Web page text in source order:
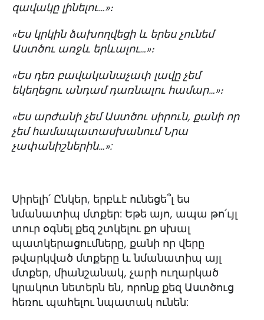
զավակը լինելու…»։
«Ես կրկին ձախողվեցի և երես չունեմ
Աստծու առջև երևալու…»։
«Ես դեռ բավականաչափ լավը չեմ
եկեղեցու անդամ դառնալու համար…»։
«Ես արժանի չեմ Աստծու սիրուն, քանի որ
չեմ համապատասխանում Նրա
չափանիշներին…»:
Սիրելի՛ Ընկեր, երբևէ ունեցե՞լ ես
նմանատիպ մտքեր: Եթե այո, ապա թո՛ւյլ
տուր օգնել քեզ շտկելու քո սխալ
պատկերացումները, քանի որ վերը
թվարկված մտքերը և նմանատիպ այլ
մտքեր, միանշանակ, չարի ուղարկած
կրակոտ նետերն են, որոնք քեզ Աստծուց
հեռու պահելու նպատակ ունեն: